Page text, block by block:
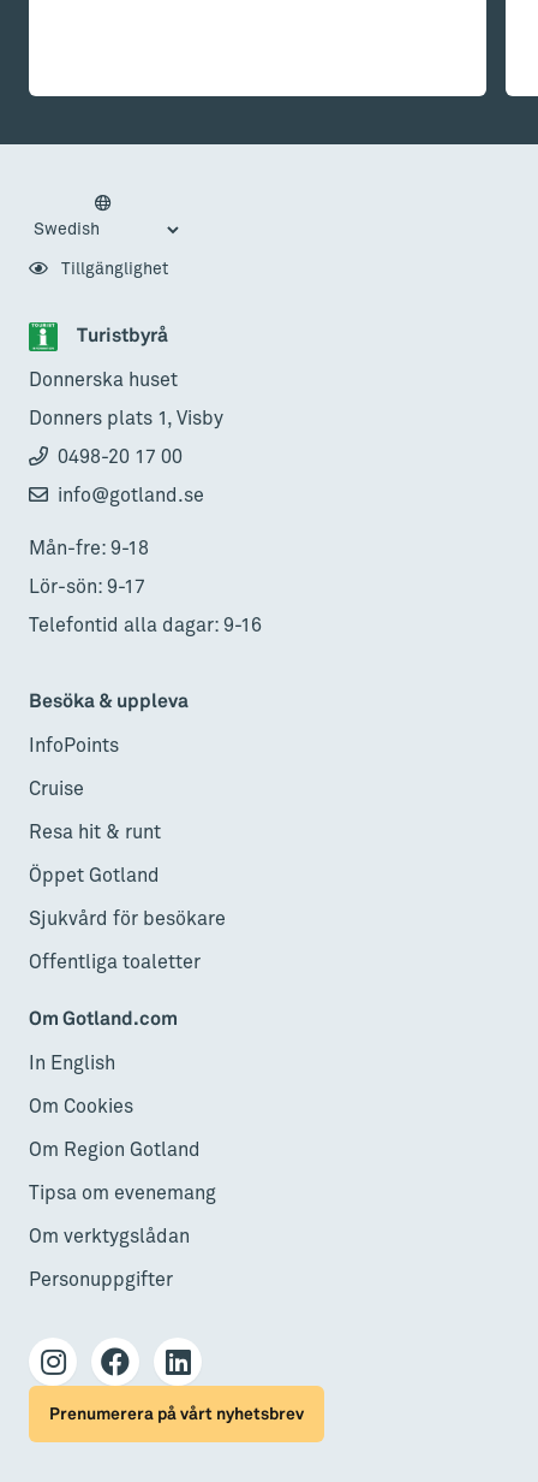
Turistbyrå
Donnerska huset
Donners plats 1, Visby
0498-20 17 00
info@gotland.se
Mån-fre: 9-18
Lör-sön: 9-17
Telefontid alla dagar: 9-16
Besöka & uppleva
InfoPoints
Cruise
Resa hit & runt
Öppet Gotland
Sjukvård för besökare
Offentliga toaletter
Om Gotland.com
In English
Om Cookies
Om Region Gotland
Tipsa om evenemang
Om verktygslådan
Personuppgifter
Tillgänglighet
Prenumerera på vårt nyhetsbrev